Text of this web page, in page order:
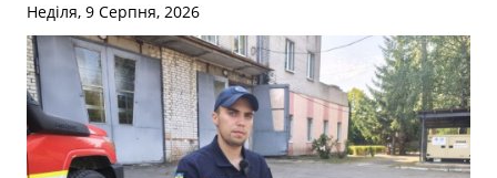
Неділя, 9 Серпня, 2026